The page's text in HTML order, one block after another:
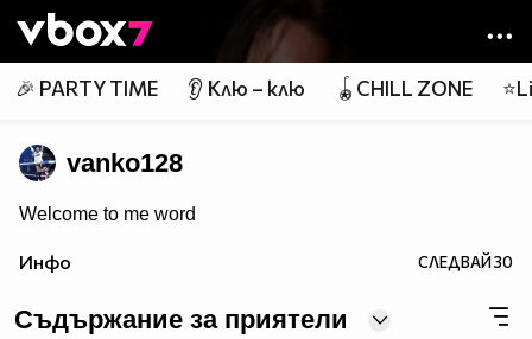
👾
🎉 PARTY TIME 👂 Клю – клю 🪀CHILL ZONE
vanko128
Welcome to me word
Инфо СЛЕДВАЙ30
Съдържание за приятели